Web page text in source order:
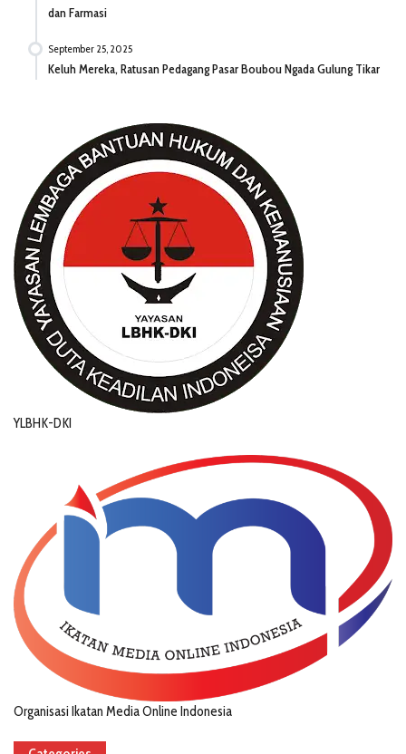
dan Farmasi
September 25, 2025
Keluh Mereka, Ratusan Pedagang Pasar Boubou Ngada Gulung Tikar
YLBHK-DKI
Organisasi Ikatan Media Online Indonesia